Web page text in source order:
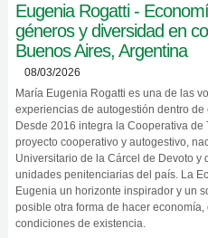
Eugenia Rogatti -
géneros y diversidad en
Buenos Aires, Argentina
08/03/2026
María Eugenia Rogatti es una de las
experiencias de autogestión dentro
Desde 2016 integra la Cooperativa
proyecto cooperativo y autogestivo,
Universitario de la Cárcel de Devoto y
unidades penitenciarias del país. La
Eugenia un horizonte inspirador y un
posible otra forma de hacer
condiciones de existencia.